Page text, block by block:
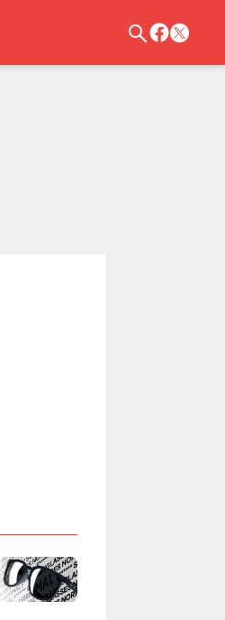
Nabízí sluneční brýle, které